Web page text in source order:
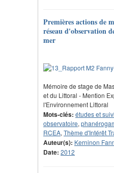
Premières actions de
réseau d'observation
mer
Mémoire de stage de
et du Littoral - Mention
l'Environnement Littoral
Mots-clés: études et
observatoire,
RCEA, Thème d'Intérêt
Auteur(s): Kerninon
Date: 2012